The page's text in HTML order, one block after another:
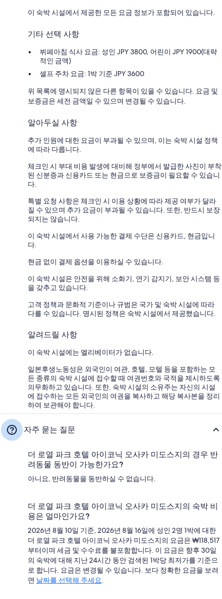
이 숙박 시설에서 제공한 모든 요금 정보가 포함되어 있습니다.
기타 선택 사항
뷔페아침 식사 요금: 성인 JPY 3800, 어린이 JPY 1900(대략
적인 금액)
셀프 주차 요금: 1박 기준 JPY 3600
위 목록에 명시되지 않은 다른 항목이 있을 수 있습니다. 요금 및
보증금은 세전 금액일 수 있으며 변경될 수 있습니다.
알아두실 사항
추가 인원에 대한 요금이 부과될 수 있으며, 이는 숙박 시설 정책
에 따라 다릅니다.
체크인 시 부대 비용 발생에 대비해 정부에서 발급한 사진이 부착
된 신분증과 신용카드 또는 현금으로 보증금이 필요할 수 있습니
다.
특별 요청 사항은 체크인 시 이용 상황에 따라 제공 여부가 달라
질 수 있으며 추가 요금이 부과될 수 있습니다. 또한, 반드시 보장
되지는 않습니다.
이 숙박 시설에서 사용 가능한 결제 수단은 신용카드, 현금입니
다.
현금 없이 결제 옵션을 이용하실 수 있습니다.
이 숙박 시설은 안전을 위해 소화기, 연기 감지기, 보안 시스템 등
을 갖추고 있습니다.
고객 정책과 문화적 기준이나 규범은 국가 및 숙박 시설에 따라
다를 수 있습니다. 명시된 정책은 숙박 시설에서 제공했습니다.
알려드릴 사항
이 숙박 시설에는 엘리베이터가 없습니다.
일본후생노동성은 외국인이 여관, 호텔, 모텔 등을 포함하는 모
든 종류의 숙박 시설에 접수할 때 여권번호와 국적을 제시하도록
의무화하고 있습니다. 또한, 숙박 시설의 소유주는 자신의 시설
에 접수하는 모든 외국인의 여권을 복사하고 해당 복사본을 정리
하여 보관해야 합니다.
자주 묻는 질문
더 로열 파크 호텔 아이코닉 오사카 미도스지의 경우 반
려동물 동반이 가능한가요?
아니요, 반려동물을 동반하실 수 없습니다.
더 로열 파크 호텔 아이코닉 오사카 미도스지의 숙박 비
용은 얼마인가요?
2026년 8월 10일 기준, 2026년 8월 16일에 성인 2명 1박에 대한
더 로열 파크 호텔 아이코닉 오사카 미도스지의 요금은 ₩118,517
부터이며 세금 및 수수료를 불포함합니다. 이 요금은 향후 30일
의 숙박에 대해 지난 24시간 동안 검색된 1박당 최저가를 기준으
로 합니다. 요금은 변경될 수 있습니다. 보다 정확한 요금을 보려
면 날짜를 선택해 주세요.